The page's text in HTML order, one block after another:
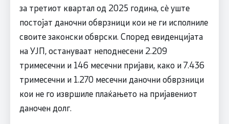
за третиот квартал од 2025 година, сè уште
постојат даночни обврзници кои не ги исполниле
своите законски обврски. Според евиденцијата
на УЈП, остануваат неподнесени 2.209
тримесечни и 146 месечни пријави, како и 7.436
тримесечни и 1.270 месечни даночни обврзници
кои не го извршиле плаќањето на пријавениот
даночен долг.